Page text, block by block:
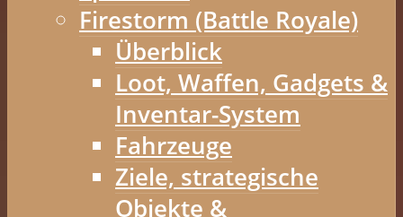
Firestorm (Battle Royale)
Überblick
Loot, Waffen, Gadgets &
Inventar-System
Fahrzeuge
Ziele, strategische
Objekte &